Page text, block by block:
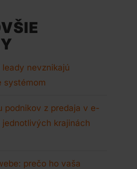
leady nevznikajú
systémom
podnikov z predaja v e-
krajinách
prečo ho vaša